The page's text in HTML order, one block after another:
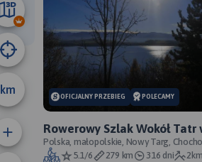
km
17 km
OFICJALNY PRZEBIEG POLECAMY
Rowerowy Szlak Wokół Tatr
OFCL (oficjalna) - oficjalny
Polska, małopolskie, Nowy Targ,
Poprad, Kieżmark
5.1/6 279 km 316 dni 2km